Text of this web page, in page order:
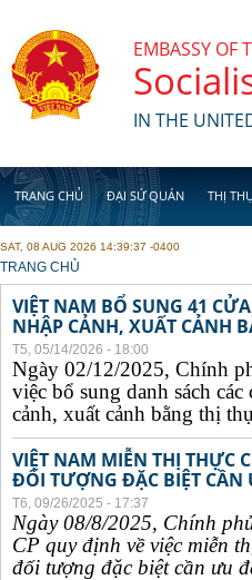
EMBASSY OF
IN THE
TRANG CHỦ ĐẠI SỨ QUÁN THỊ
SAT, 08 AUG 2026 14:39:37 -0400
YOU ARE HERE
TRANG CHỦ
VIỆT NAM BỔ SUNG 41
NHẬP CẢNH, XUẤT CẢNH
T5, 05/14/2026 - 18:00
Ngày 02/12/2025, Chính
việc bổ sung danh sách
cảnh, xuất cảnh bằng thị
VIỆT NAM MIỄN THỊ THỰC
ĐỐI TƯỢNG ĐẶC BIỆT CẦN
T6, 09/26/2025 - 17:37
Ngày 08/8/2025, Chính
CP quy định về việc miễn
đối tượng đặc biệt cần ưu